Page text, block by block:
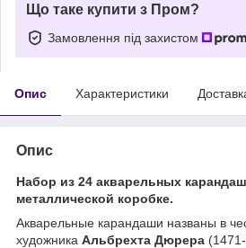
Що таке купити з Пром?
Замовлення під захистом
Опис Характеристики
Опис
Набор из 24 акварельных
металлической коробке.
Акварельные карандаши названы в
художника Альбрехта Дюрера